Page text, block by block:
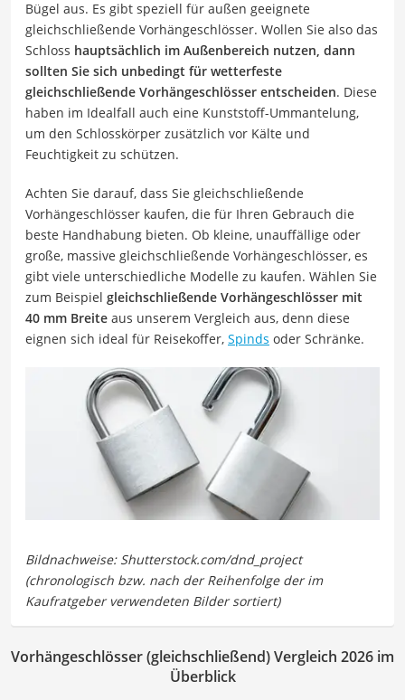
Bügel aus. Es gibt speziell für außen geeignete
gleichschließende Vorhängeschlösser. Wollen Sie also das
Schloss hauptsächlich im Außenbereich nutzen, dann
sollten Sie sich unbedingt für wetterfeste
gleichschließende Vorhängeschlösser entscheiden. Diese
haben im Idealfall auch eine Kunststoff-Ummantelung,
um den Schlosskörper zusätzlich vor Kälte und
Feuchtigkeit zu schützen.
Achten Sie darauf, dass Sie gleichschließende
Vorhängeschlösser kaufen, die für Ihren Gebrauch die
beste Handhabung bieten. Ob kleine, unauffällige oder
große, massive gleichschließende Vorhängeschlösser, es
gibt viele unterschiedliche Modelle zu kaufen. Wählen Sie
zum Beispiel gleichschließende Vorhängeschlösser mit
40 mm Breite aus unserem Vergleich aus, denn diese
eignen sich ideal für Reisekoffer, Spinds oder Schränke.
Vorhängeschlösser (gleichschließend) Vergleich 2026 im
Überblick